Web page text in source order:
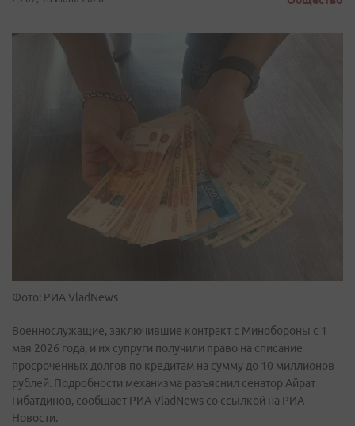
Фото: РИА VladNews
Военнослужащие, заключившие контракт с Минобороны с 1
мая 2026 года, и их супруги получили право на списание
просроченных долгов по кредитам на сумму до 10 миллионов
рублей. Подробности механизма разъяснил сенатор Айрат
Гибатдинов, сообщает РИА VladNews со ссылкой на РИА
Новости.